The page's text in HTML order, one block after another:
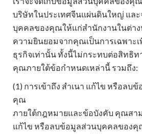
บริษัทในประเทศจีนแผ่นดินใหญ่ และ
บุคคลของคุณให้แก่สำนักงานในต่าง
ความยินยอมจากคุณเป็นการเฉพาะ
ธุรกิจเท่านั้น ทั้งนี้ไม่กระทบต่อสิทธิท
คุณภายใต้ข้อกำหนดเหล่านี้ รวมถึง:
(1) การเข้าถึง สำเนา แก้ไข หรือลบ
คุณ
ภายใต้กฎหมายและข้อบังคับ คุณสาม
แก้ไข หรือลบข้อมูลส่วนบุคคลของคุ